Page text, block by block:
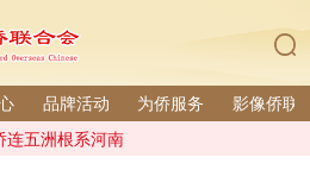
品牌活动 为侨服务 影像侨联
连五洲根系河南